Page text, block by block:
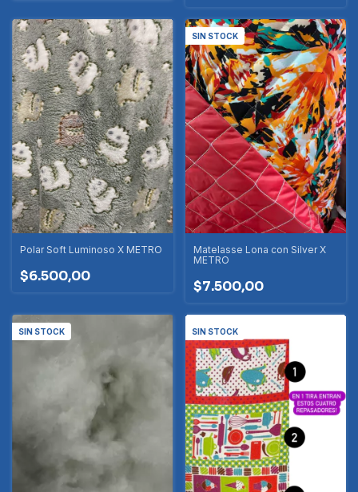
Polar Soft Luminoso X METRO
$6.500,00
SIN STOCK
Matelasse Lona con Silver X
METRO
$7.500,00
SIN STOCK SIN STOCK